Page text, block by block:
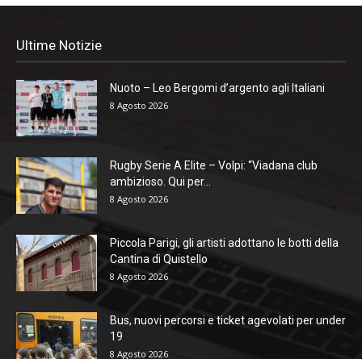
Ultime Notizie
Nuoto – Leo Bergomi d’argento agli Italiani
8 Agosto 2026
Rugby Serie A Elite – Volpi: “Viadana club
ambizioso. Qui per...
8 Agosto 2026
Piccola Parigi, gli artisti adottano le botti della
Cantina di Quistello
8 Agosto 2026
Bus, nuovi percorsi e ticket agevolati per under
19
8 Agosto 2026